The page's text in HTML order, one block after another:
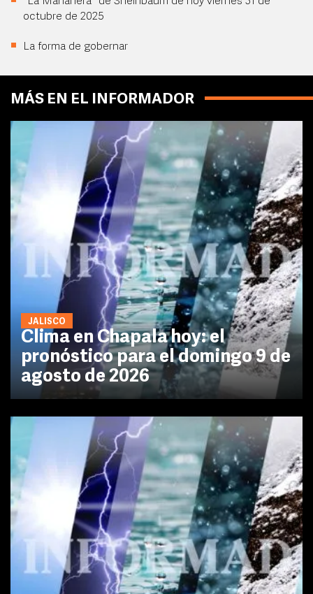
octubre de 2025
La forma de gobernar
MÁS EN EL INFORMADOR
JALISCO
Clima en Chapala hoy: el
pronóstico para el domingo 9 de
agosto de 2026